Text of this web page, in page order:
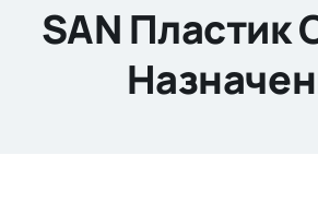
SAN Пластик